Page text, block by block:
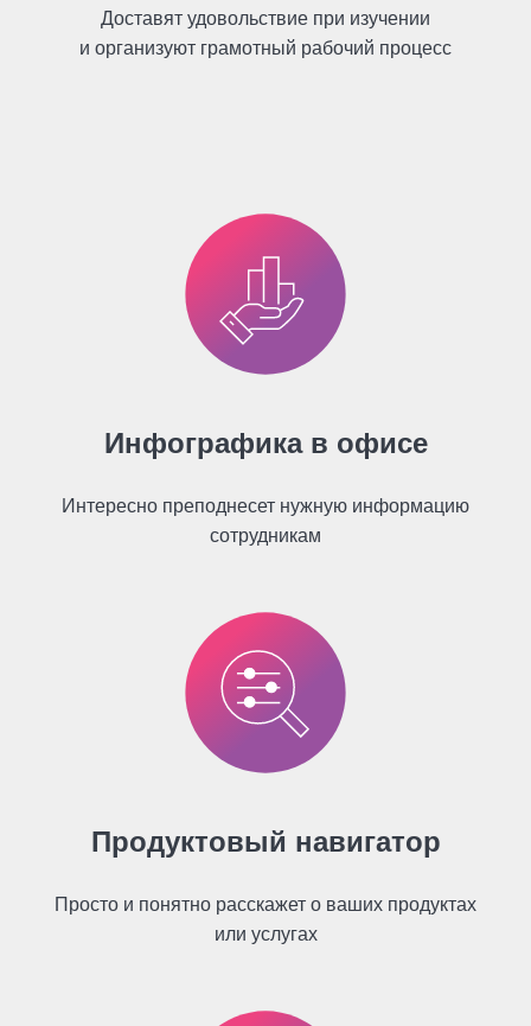
Доставят удовольствие при изучении
и организуют грамотный рабочий процесс
Инфографика в офисе
Интересно преподнесет нужную информацию
сотрудникам
Продуктовый навигатор
Просто и понятно расскажет о ваших продуктах
или услугах